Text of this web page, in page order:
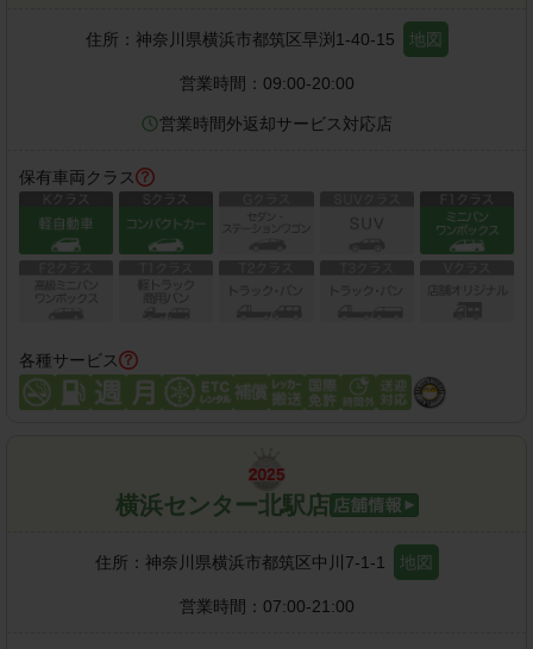
住所： 神奈川県横浜市都筑区早渕1-40-15 地図
営業時間： 09:00-20:00
営業時間外返却サービス対応店
保有車両クラス
各種サービス
横浜センター北駅店
住所： 神奈川県横浜市都筑区中川7-1-1 地図
営業時間： 07:00-21:00